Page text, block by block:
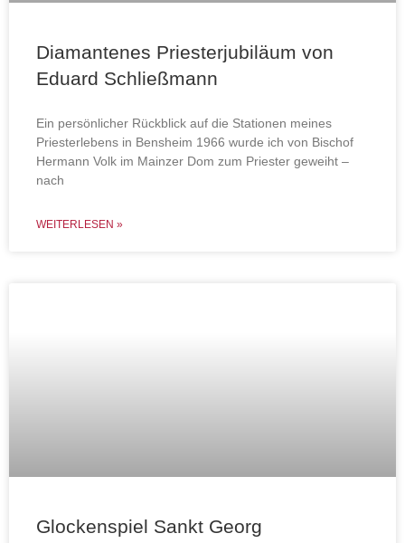
Diamantenes Priesterjubiläum von
Eduard Schließmann
Ein persönlicher Rückblick auf die Stationen meines
Priesterlebens in Bensheim 1966 wurde ich von Bischof
Hermann Volk im Mainzer Dom zum Priester geweiht –
nach
WEITERLESEN »
Glockenspiel Sankt Georg